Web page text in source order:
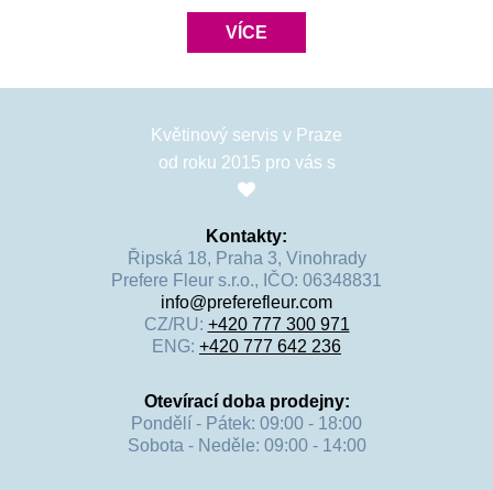
VÍCE
Květinový servis v Praze
od roku 2015 pro vás s
Kontakty:
Řipská 18, Praha 3, Vinohrady
Prefere Fleur s.r.o., IČO: 06348831
info@preferefleur.com
CZ/RU: +420 777 300 971
ENG: +420 777 642 236
Otevírací doba prodejny:
Pondělí - Pátek: 09:00 - 18:00
Sobota - Neděle: 09:00 - 14:00